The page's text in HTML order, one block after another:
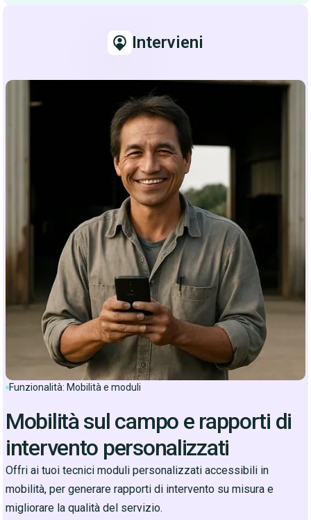
Intervieni
Funzionalità: Mobilità e moduli
Mobilità sul campo e rapporti di
intervento personalizzati
Offri ai tuoi tecnici moduli personalizzati accessibili in
mobilità, per generare rapporti di intervento su misura e
migliorare la qualità del servizio.